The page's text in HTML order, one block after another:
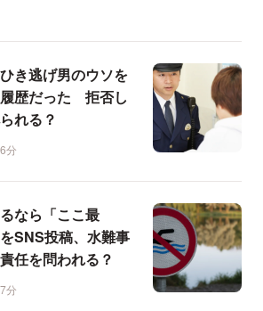
き逃げ男のウソを
歴だった 拒否し
れる？
分
なら「ここ最
SNS投稿、水難事
任を問われる？
分